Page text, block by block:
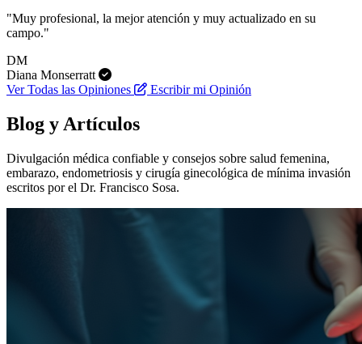
"Muy profesional, la mejor atención y muy actualizado en su
campo."
DM
Diana Monserratt
Ver Todas las Opiniones
Escribir mi Opinión
Blog y Artículos
Divulgación médica confiable y consejos sobre salud femenina,
embarazo, endometriosis y cirugía ginecológica de mínima invasión
escritos por el Dr. Francisco Sosa.